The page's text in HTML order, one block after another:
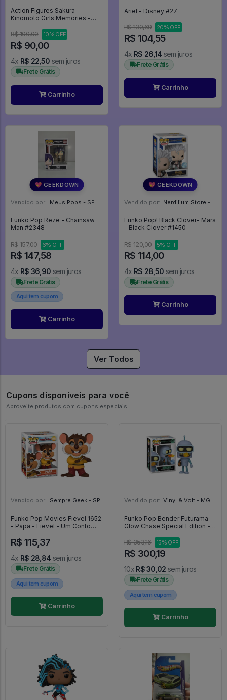
Action Figures Sakura
Kinomoto Girls Memories -
R$ 100,00
10% OFF
R$ 90,00
4x R$ 22,50 sem juros
Frete Grátis
Carrinho
Ariel - Disney #27
R$ 130,69 20% OFF
R$ 104,55
4x R$ 26,14 sem juros
Frete Grátis
Carrinho
💖 GEEKDOWN
Vendido por: Meus Pops - SP
Funko Pop Reze - Chainsaw
Man #2348
R$ 157,00 6% OFF
R$ 147,58
4x R$ 36,90 sem juros
Frete Grátis
Aqui tem cupom
Carrinho
💖 GEEKDOWN
Vendido por: Nerdilium Store - SP
Funko Pop! Black Clover- Mars
- Black Clover #1450
R$ 120,00 5% OFF
R$ 114,00
4x R$ 28,50 sem juros
Frete Grátis
Carrinho
Ver Todos
Cupons disponíveis para você
Aproveite produtos com cupons especiais
Vendido por: Sempre Geek - SP
Funko Pop Movies Fievel 1652
- Papa - Fievel - Um Conto
R$ 115,37
4x R$ 28,84 sem juros
Frete Grátis
Aqui tem cupom
Carrinho
Vendido por: Vinyl & Volt - MG
Funko Pop Bender Futurama
Glow Chase Special Edition -
R$ 353,16
15% OFF
R$ 300,19
10x R$ 30,02 sem juros
Frete Grátis
Aqui tem cupom
Carrinho